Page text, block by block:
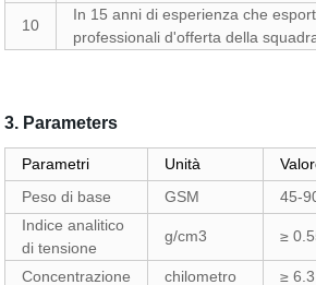
10
In 15 anni di esperienza che
professionali d'offerta della
3. Parameters
Parametri Unità
Peso di base
GSM
45-
Indice analitico
di tensione
g/cm3 ≥
Concentrazione chilometro
≥ 6.3